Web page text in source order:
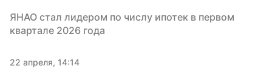
ЯНАО стал лидером по числу ипотек в первом
квартале 2026 года
22 апреля, 14:14